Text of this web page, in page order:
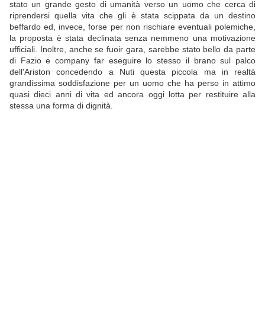
stato un grande gesto di umanità verso un uomo che cerca di
riprendersi quella vita che gli è stata scippata da un destino
beffardo ed, invece, forse per non rischiare eventuali polemiche,
la proposta è stata declinata senza nemmeno una motivazione
ufficiali. Inoltre, anche se fuoir gara, sarebbe stato bello da parte
di Fazio e company far eseguire lo stesso il brano sul palco
dell'Ariston concedendo a Nuti questa piccola ma in realtà
grandissima soddisfazione per un uomo che ha perso in attimo
quasi dieci anni di vita ed ancora oggi lotta per restituire alla
stessa una forma di dignità.